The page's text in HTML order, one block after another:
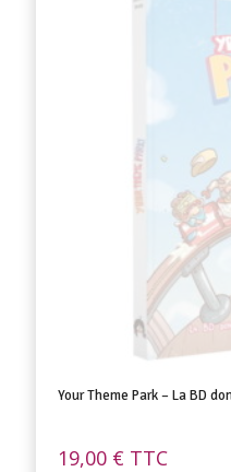
Your Theme Park – La BD
19,00 € TTC